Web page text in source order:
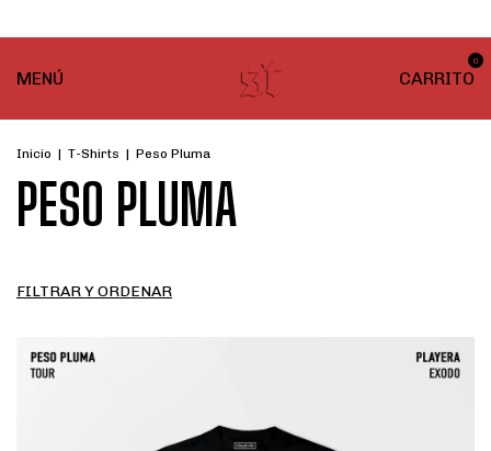
MENÚ CARRITO
0
Inicio | T-Shirts | Peso Pluma
PESO PLUMA
FILTRAR Y ORDENAR